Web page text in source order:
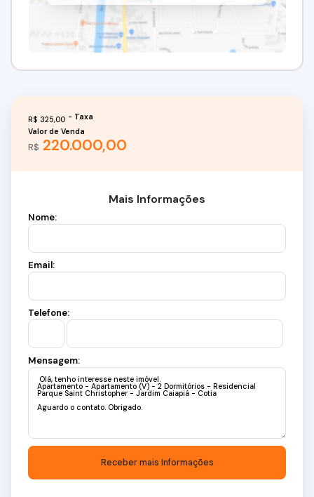
R$ 220.000,00
Valor de Venda
R$ 325,00
Mais Informações
Nome:
Email:
Telefone:
Mensagem: